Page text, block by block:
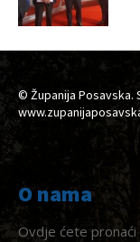
© Županija Posavska.
O nama
Ovdje ćete